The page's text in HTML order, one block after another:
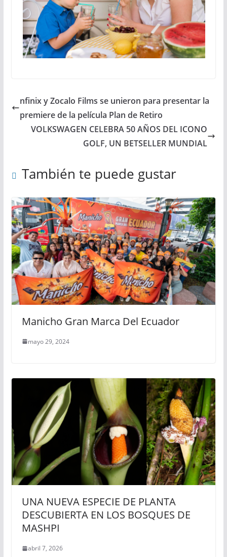
nfinix y Zocalo Films se unieron para presentar la
premiere de la película Plan de Retiro
VOLKSWAGEN CELEBRA 50 AÑOS DEL ICONO
GOLF, UN BETSELLER MUNDIAL
También te puede gustar
Manicho Gran Marca Del Ecuador
mayo 29, 2024
UNA NUEVA ESPECIE DE PLANTA
DESCUBIERTA EN LOS BOSQUES DE
MASHPI
abril 7, 2026